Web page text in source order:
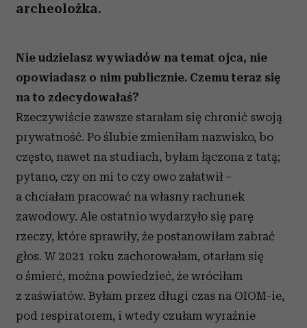
archeolożka.
Nie udzielasz wywiadów na temat ojca, nie
opowiadasz o nim publicznie. Czemu teraz się
na to zdecydowałaś?
Rzeczywiście zawsze starałam się chronić swoją
prywatność. Po ślubie zmieniłam nazwisko, bo
często, nawet na studiach, byłam łączona z tatą;
pytano, czy on mi to czy owo załatwił –
a chciałam pracować na własny rachunek
zawodowy. Ale ostatnio wydarzyło się parę
rzeczy, które sprawiły, że postanowiłam zabrać
głos. W 2021 roku zachorowałam, otarłam się
o śmierć, można powiedzieć, że wróciłam
z zaświatów. Byłam przez długi czas na OIOM-ie,
pod respiratorem, i wtedy czułam wyraźnie